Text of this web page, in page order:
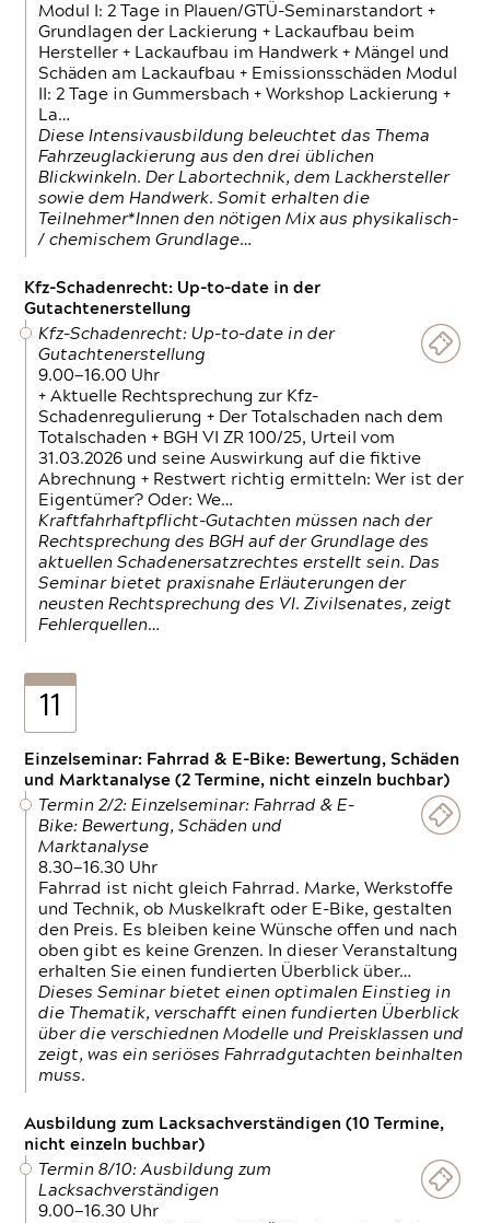
Modul I: 2 Tage in Plauen/GTÜ-Seminarstandort +
Grundlagen der Lackierung + Lackaufbau beim
Hersteller + Lackaufbau im Handwerk + Mängel und
Schäden am Lackaufbau + Emissionsschäden Modul
II: 2 Tage in Gummersbach + Workshop Lackierung +
La…
Diese Intensivausbildung beleuchtet das Thema
Fahrzeuglackierung aus den drei üblichen
Blickwinkeln. Der Labortechnik, dem Lackhersteller
sowie dem Handwerk. Somit erhalten die
Teilnehmer*Innen den nötigen Mix aus physikalisch-
/ chemischem Grundlage…
Kfz-Schadenrecht: Up-to-date in der
Gutachtenerstellung
Kfz-Schadenrecht: Up-to-date in der
Gutachtenerstellung
9.00—16.00 Uhr
+ Aktuelle Rechtsprechung zur Kfz-
Schadenregulierung + Der Totalschaden nach dem
Totalschaden + BGH VI ZR 100/25, Urteil vom
31.03.2026 und seine Auswirkung auf die fiktive
Abrechnung + Restwert richtig ermitteln: Wer ist der
Eigentümer? Oder: We…
Kraftfahrhaftpflicht-Gutachten müssen nach der
Rechtsprechung des BGH auf der Grundlage des
aktuellen Schadenersatzrechtes erstellt sein. Das
Seminar bietet praxisnahe Erläuterungen der
neusten Rechtsprechung des VI. Zivilsenates, zeigt
Fehlerquellen…
11
Einzelseminar: Fahrrad & E-Bike: Bewertung, Schäden
und Marktanalyse (2 Termine, nicht einzeln buchbar)
Termin 2/2: Einzelseminar: Fahrrad & E-
Bike: Bewertung, Schäden und
Marktanalyse
8.30—16.30 Uhr
Fahrrad ist nicht gleich Fahrrad. Marke, Werkstoffe
und Technik, ob Muskelkraft oder E-Bike, gestalten
den Preis. Es bleiben keine Wünsche offen und nach
oben gibt es keine Grenzen. In dieser Veranstaltung
erhalten Sie einen fundierten Überblick über…
Dieses Seminar bietet einen optimalen Einstieg in
die Thematik, verschafft einen fundierten Überblick
über die verschiednen Modelle und Preisklassen und
zeigt, was ein seriöses Fahrradgutachten beinhalten
muss.
Ausbildung zum Lacksachverständigen (10 Termine,
nicht einzeln buchbar)
Termin 8/10: Ausbildung zum
Lacksachverständigen
9.00—16.30 Uhr